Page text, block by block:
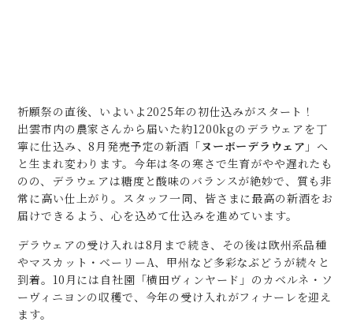
祈願祭の直後、いよいよ2025年の初仕込みがスタート！
出雲市内の農家さんから届いた約1200kgのデラウェアを丁
寧に仕込み、8月発売予定の新酒「ヌーボーデラウェア 」へ
と生まれ変わります。今年は冬の寒さで生育がやや遅れたも
のの、デラウェアは糖度と酸味のバランスが絶妙で、質も非
常に高い仕上がり。スタッフ一同、皆さまに最高の新酒をお
届けできるよう、心を込めて仕込みを進めています。
デラウェアの受け入れは8月まで続き、その後は欧州系品種
やマスカット・ベーリーA、甲州など多彩なぶどうが続々と
到着。10月には自社園「横田ヴィンヤード」のカベルネ・ソ
ーヴィニヨンの収穫で、今年の受け入れがフィナーレを迎え
ます。